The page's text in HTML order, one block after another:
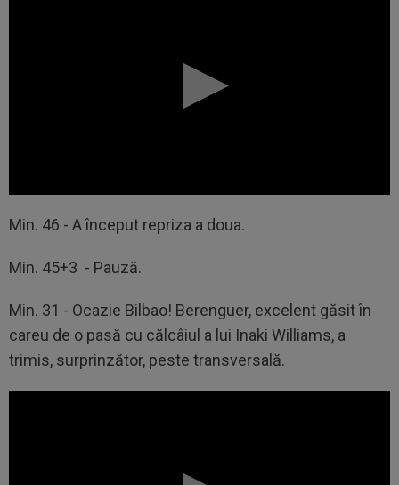
Min. 46 - A început repriza a doua.
Min. 45+3 - Pauză.
Min. 31 - Ocazie Bilbao! Berenguer, excelent găsit în
careu de o pasă cu călcâiul a lui Inaki Williams, a
trimis, surprinzător, peste transversală.